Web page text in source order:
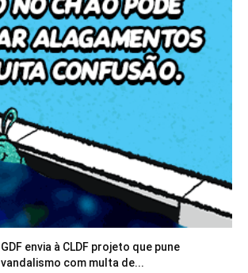
GDF envia à CLDF projeto que pune
vandalismo com multa de...